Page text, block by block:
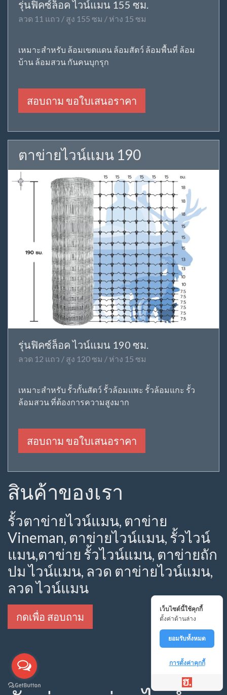
รุ่นฟิคซ์ล็อค ไวน์แมน 155 ซม.
ลวด 11 แถว / สูง 155 ซม / ห่าง 15 ซม
เหมาะสำหรับ ล้อมเขตแดน ล้อมสัตว์ ล้อมพื้นที่ ล้อม
บ้าน ล้อมสวน กันคนบุกรุก
สอบถาม ขอใบเสนอราคา
ตาข่ายไวน์แมน 190
รุ่นฟิคซ์ล็อค ไวน์แมน 190 ซม.
ลวด 12 แถว / สูง 120 ซม / ห่าง 15 ซม
เหมาะสำหรับ รั้วกั้นสัตว์ รั้วล้อมแพะ รั้วล้อมแกะ รั้ว
ล้อมสวน ที่ต้องการความสูงมาก
สอบถาม ขอใบเสนอราคา
สินค้าของเรา
รั้วตาข่ายไวน์แมน, ตาข่าย
Vineman, ตาข่ายไวน์แมน, รั้วไวน์
แมน,ตาข่าย รั้วไวน์แมน, ตาข่ายถัก
ปม ไวน์แมน, ลวด ตาข่ายไวน์แมน,
ลวด ไวน์แมน
กดเพื่อ สอบถาม
เว็บไซต์นี้ใช้คุกกี้
ตั้งค่าด้านล่าง
ยอมรับทั้งหมด
การตั้งค่าคุกกี้